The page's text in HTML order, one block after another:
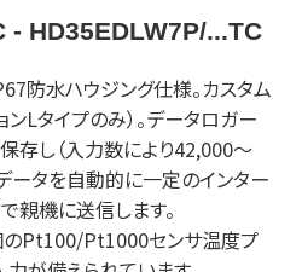
- HD35EDLW7P/...TC
防水ハウジング仕様。カスタム
Lタイプのみ）。データロガー
存し（入力数により42,000～
ータを自動的に一定のインター
親機に送信します。
のPt100/Pt1000センサ温度プ